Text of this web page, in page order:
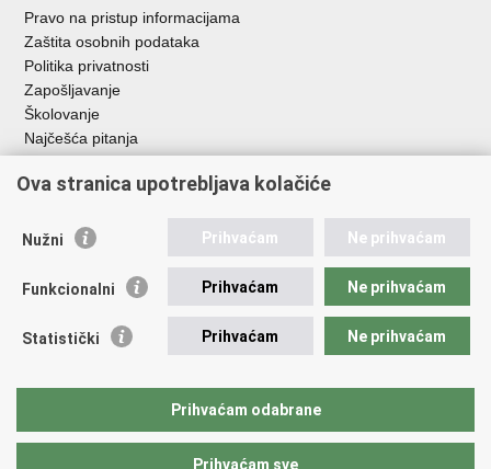
Pravo na pristup informacijama
Zaštita osobnih podataka
Politika privatnosti
Zapošljavanje
Školovanje
Najčešća pitanja
Važne poveznice
EMN Nacionalna kontaktna točka za Republiku Hrvatsku
Policijska akademija
Zaklada policijske solidarnosti
Udruge
Ova stranica upotrebljava kolačiće
Nužni Prihvaćam Ne prihvaćam
Funkcionalni Prihvaćam Ne prihvaćam
Statistički Prihvaćam Ne prihvaćam
Prihvaćam odabrane
Prihvaćam sve